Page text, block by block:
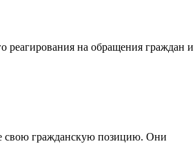
реагирования на обращения граждан и
свою гражданскую позицию. Они